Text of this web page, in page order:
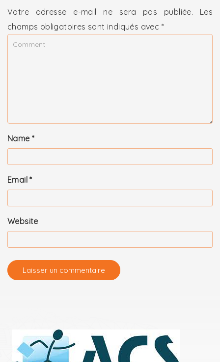
Votre adresse e-mail ne sera pas publiée.
Les
champs obligatoires sont indiqués avec *
Name *
Email*
Website